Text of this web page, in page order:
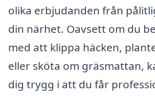
olika erbjudanden från
din närhet. Oavsett om du
med att klippa häcken,
eller sköta om gräsmattan,
dig trygg i att du får